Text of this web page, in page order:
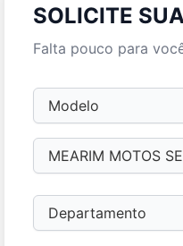
SOLICITE
Falta pouco para
Modelo
Loja
Departamento